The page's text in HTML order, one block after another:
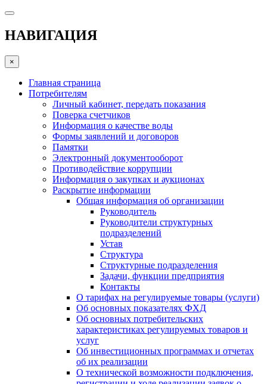
НАВИГАЦИЯ
×
Главная страница
Потребителям
Личный кабинет, передать показания
Поверка счетчиков
Информация о качестве воды
Формы заявлений и договоров
Памятки
Электронный документооборот
Противодействие коррупции
Информация о закупках и аукционах
Раскрытие информации
Общая информация об организации
Руководитель
Руководители структурных
подразделений
Устав
Структура
Структурные подразделения
Задачи, функции предприятия
Контакты
О тарифах на регулируемые товары (услуги)
Об основных показателях ФХД
Об основных потребительских
характеристиках регулируемых товаров и
услуг
Об инвестиционных программах и отчетах
об их реализации
О технической возможности подключения,